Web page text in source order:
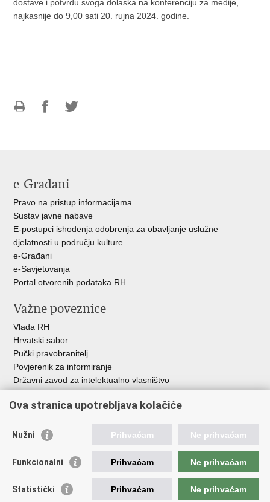
dostave i potvrdu svoga dolaska na konferenciju za medije,
najkasnije do 9,00 sati 20. rujna 2024. godine.
e-Građani
Pravo na pristup informacijama
Sustav javne nabave
E-postupci ishođenja odobrenja za obavljanje uslužne
djelatnosti u području kulture
e-Građani
e-Savjetovanja
Portal otvorenih podataka RH
Važne poveznice
Vlada RH
Hrvatski sabor
Pučki pravobranitelj
Povjerenik za informiranje
Državni zavod za intelektualno vlasništvo
HAKOM
Ostale poveznice
Hrvatski audiovizualni centar
Creative Europe
Ova stranica upotrebljava kolačiće
Nužni Prihvaćam Ne prihvaćam
Funkcionalni Prihvaćam Ne prihvaćam
Statistički Prihvaćam Ne prihvaćam